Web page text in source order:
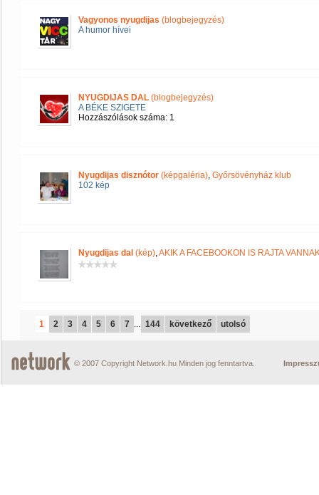
Vagyonos nyugdijas (blogbejegyzés)
A humor hívei
NYUGDIJAS DAL (blogbejegyzés)
A BÉKE SZIGETE
Hozzászólások száma: 1
Nyugdijas disznótor (képgaléria), Győrsövényház klub
102 kép
Nyugdijas dal (kép),AKIK A FACEBOOKON IS RAJTA
1 2 3 4 5 6 7 ... 144 következő utolsó
© 2007 Copyright Network.hu Minden jog fenntartva.